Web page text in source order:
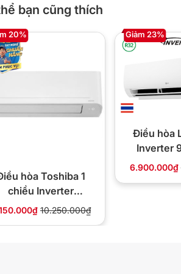
ảnh chỉ mang tính chất minh họa
thổi gió
ra luồng gió thổi tràn khắp không gian phòng
, cho bạn được tận hưởng không
bạn cũng thích
20%
hòa Toshiba 1
chiều Inverter
9.000Btu RAS-
10.250.000₫
Giảm 23%
Điều hòa
Inverter
6.900.000₫